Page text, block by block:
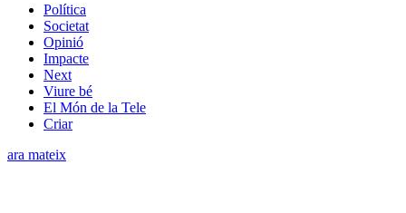
Política
Societat
Opinió
Impacte
Next
Viure bé
El Món de la Tele
Criar
ara mateix